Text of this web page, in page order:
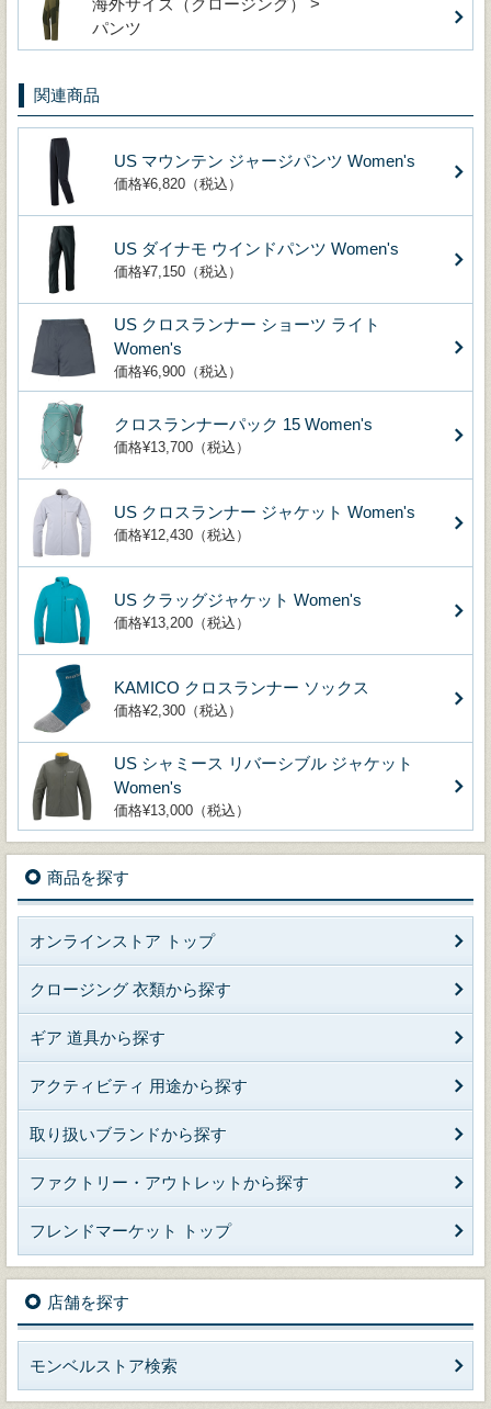
パンツ
関連商品
US マウンテン ジャージパンツ Women's
価格¥6,820（税込）
US ダイナモ ウインドパンツ Women's
価格¥7,150（税込）
US クロスランナー ショーツ ライト
Women's
価格¥6,900（税込）
クロスランナーパック 15 Women's
価格¥13,700（税込）
US クロスランナー ジャケット Women's
価格¥12,430（税込）
US クラッグジャケット Women's
価格¥13,200（税込）
KAMICO クロスランナー ソックス
価格¥2,300（税込）
US シャミース リバーシブル ジャケット
Women's
価格¥13,000（税込）
商品を探す
オンラインストア トップ
クロージング 衣類から探す
ギア 道具から探す
アクティビティ 用途から探す
取り扱いブランドから探す
ファクトリー・アウトレットから探す
フレンドマーケット トップ
店舗を探す
モンベルストア検索